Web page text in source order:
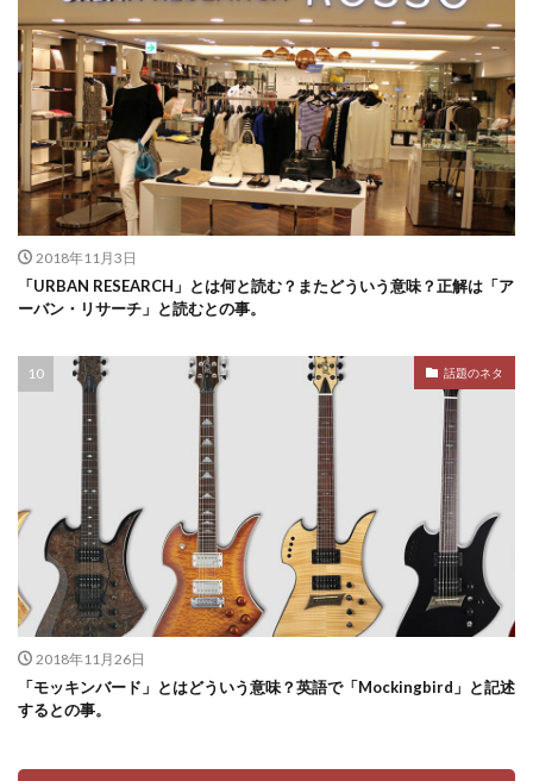
2018年11月3日
「URBAN RESEARCH」とは何と読む？またどういう意味？正解は「ア
ーバン・リサーチ」と読むとの事。
話題のネタ
2018年11月26日
「モッキンバード」とはどういう意味？英語で「Mockingbird」と記述
するとの事。